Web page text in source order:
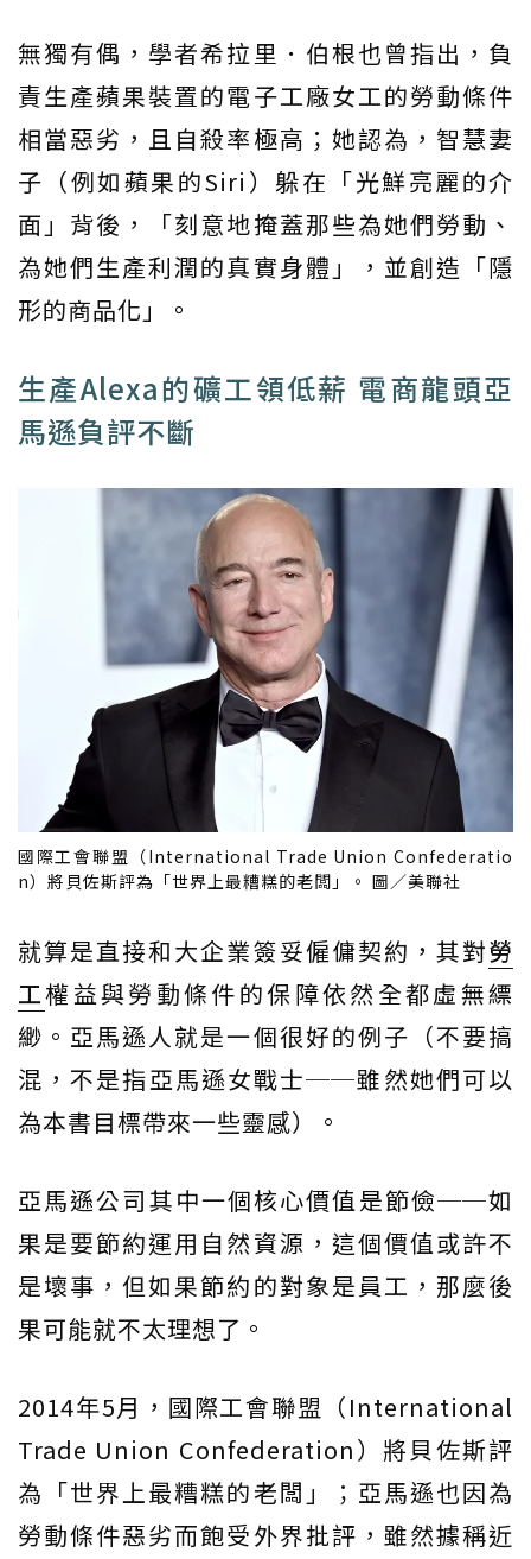
無獨有偶，學者希拉里．伯根也曾指出，負
責生產蘋果裝置的電子工廠女工的勞動條件
相當惡劣，且自殺率極高；她認為，智慧妻
子（例如蘋果的Siri）躲在「光鮮亮麗的介
面」背後，「刻意地掩蓋那些為她們勞動、
為她們生產利潤的真實身體」，並創造「隱
形的商品化」。
生產Alexa的礦工領低薪 電商龍頭亞
馬遜負評不斷
國際工會聯盟（International Trade Union Confederatio
n）將貝佐斯評為「世界上最糟糕的老闆」。 圖／美聯社
就算是直接和大企業簽妥僱傭契約，其對勞
工權益與勞動條件的保障依然全都虛無縹
緲。亞馬遜人就是一個很好的例子（不要搞
混，不是指亞馬遜女戰士──雖然她們可以
為本書目標帶來一些靈感）。
亞馬遜公司其中一個核心價值是節儉──如
果是要節約運用自然資源，這個價值或許不
是壞事，但如果節約的對象是員工，那麼後
果可能就不太理想了。
2014年5月，國際工會聯盟（International
Trade Union Confederation）將貝佐斯評
為「世界上最糟糕的老闆」；亞馬遜也因為
勞動條件惡劣而飽受外界批評，雖然據稱近